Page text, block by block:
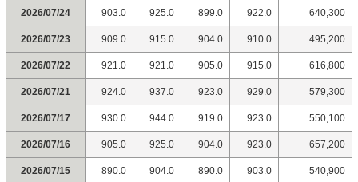
2026/07/24 903.0 925.0 899.0 922.0 640,300
2026/07/23 909.0 915.0 904.0 910.0 495,200
2026/07/22 921.0 921.0 905.0 915.0 616,800
2026/07/21 924.0 937.0 923.0 929.0 579,300
2026/07/17 930.0 944.0 919.0 923.0 550,100
2026/07/16 905.0 925.0 904.0 923.0 657,200
2026/07/15 890.0 904.0 890.0 903.0 540,900